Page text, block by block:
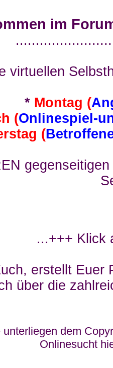
im
virtuellen
* Montag (
(Onlinespiel-
(
...+++ Klick
erstellt Euer
über die
dem
Onlinesucht